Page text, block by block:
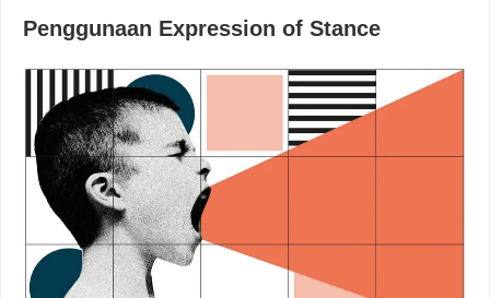
Penggunaan Expression of Stance